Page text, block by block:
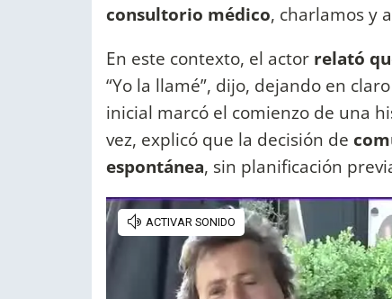
consultorio médico, charlamos y
En este contexto, el actor relató
“Yo la llamé”, dijo, dejando en
inicial marcó el comienzo de una
vez, explicó que la decisión de
espontánea, sin planificación